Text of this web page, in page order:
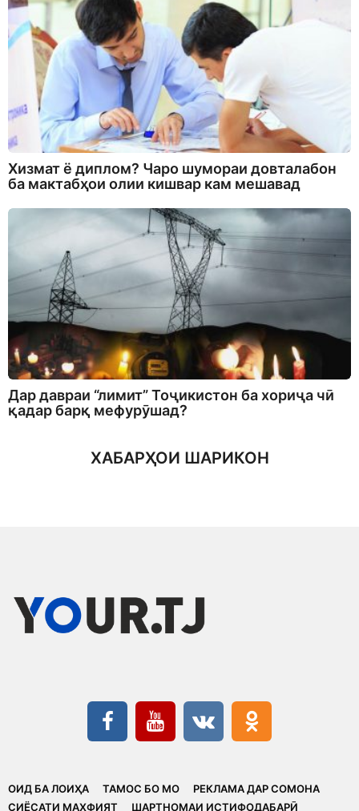
Хизмат ё диплом? Чаро шумораи довталабон
ба мактабҳои олии кишвар кам мешавад
Дар давраи “лимит” Тоҷикистон ба хориҷа чӣ
қадар барқ мефурӯшад?
ХАБАРҲОИ ШАРИКОН
ОИД БА ЛОИҲА ТАМОС БО МО
РЕКЛАМА ДАР СОМОНА
CИЁСАТИ МАХФИЯТ
ШАРТНОМАИ ИСТИФОДАБАРӢ